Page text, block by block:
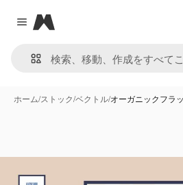
Close menu
Magnific
ホーム/ストック/ベクトル/オーガニックフラ